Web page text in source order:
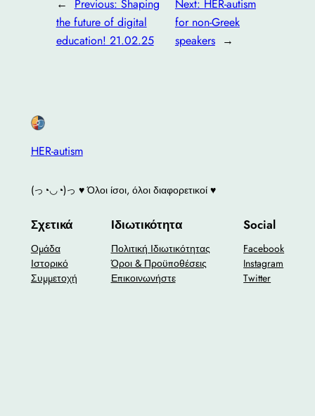
← Previous: Shaping
the future of digital
education! 21.02.25
Next: HER-autism
for non-Greek
speakers →
HER-autism
(っ◔◡◔)っ ♥ Όλοι ίσοι, όλοι διαφορετικοί ♥
Σχετικά
Ομάδα
Ιστορικό
Συμμετοχή
Ιδιωτικότητα
Πολιτική Ιδιωτικότητας
Όροι & Προϋποθέσεις
Επικοινωνήστε
Social
Facebook
Instagram
Twitter